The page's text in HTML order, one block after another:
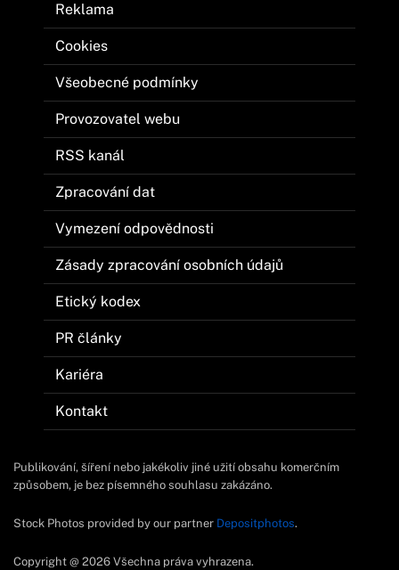
Reklama
Cookies
Všeobecné podmínky
Provozovatel webu
RSS kanál
Zpracování dat
Vymezení odpovědnosti
Zásady zpracování osobních údajů
Etický kodex
PR články
Kariéra
Kontakt
Publikování, šíření nebo jakékoliv jiné užití obsahu komerčním
způsobem, je bez písemného souhlasu zakázáno.
Stock Photos provided by our partner Depositphotos.
Copyright @ 2026 Všechna práva vyhrazena.